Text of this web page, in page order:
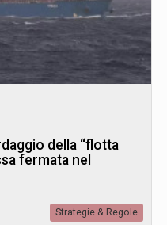
della “flotta
fermata nel
Strategie & Regole